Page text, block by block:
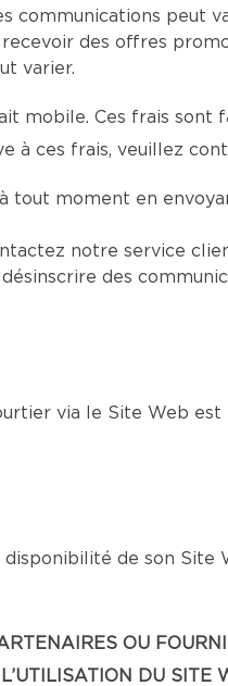
communications peut
des offres
varier.
mobile. Ces frais
à ces frais, veuillez
tout moment en
notre service
des
via le Site Web
de son Site
OU
DU